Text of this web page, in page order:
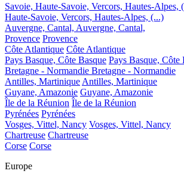
Savoie, Haute-Savoie, Vercors, Hautes-Alpes,
Haute-Savoie, Vercors, Hautes-Alpes, (...)
Auvergne, Cantal, Auvergne, Cantal,
Provence Provence
Côte Atlantique Côte Atlantique
Pays Basque, Côte Basque Pays Basque, Côte
Bretagne - Normandie Bretagne - Normandie
Antilles, Martinique Antilles, Martinique
Guyane, Amazonie Guyane, Amazonie
Île de la Réunion Île de la Réunion
Pyrénées Pyrénées
Vosges, Vittel, Nancy Vosges, Vittel, Nancy
Chartreuse Chartreuse
Corse Corse
Europe